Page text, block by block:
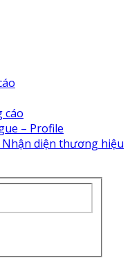
cáo
– Profile
diện thương hiệu